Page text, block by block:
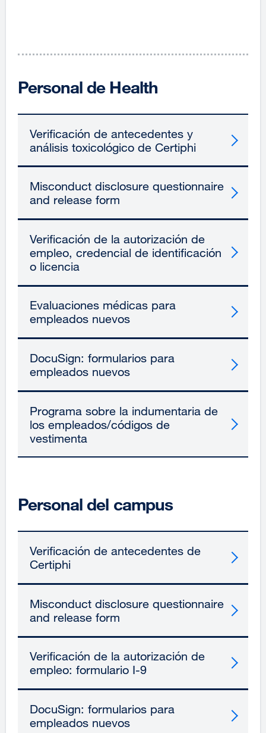
Personal de Health
Verificación de antecedentes y
análisis toxicológico de Certiphi
Misconduct disclosure questionnaire
and release form
Verificación de la autorización de
empleo, credencial de identificación
o licencia
Evaluaciones médicas para
empleados nuevos
DocuSign: formularios para
empleados nuevos
Programa sobre la indumentaria de
los empleados/códigos de
vestimenta
Personal del campus
Verificación de antecedentes de
Certiphi
Misconduct disclosure questionnaire
and release form
Verificación de la autorización de
empleo: formulario I-9
DocuSign: formularios para
empleados nuevos